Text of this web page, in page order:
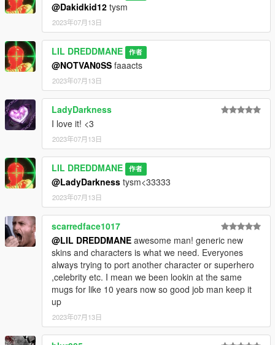
@Dakidkid12 tysm
2023年07月13日
LIL DREDDMANE 作者
@NOTVAN0SS faaacts
2023年07月13日
LadyDarkness
I love it! <3
2023年07月13日
LIL DREDDMANE 作者
@LadyDarkness tysm<33333
2023年07月13日
scarredface1017
@LIL DREDDMANE awesome man! generic new
skins and characters is what we need. Everyones
always trying to port another character or superhero
,celebrity etc. I mean we been lookin at the same
mugs for like 10 years now so good job man keep it
up
2023年07月13日